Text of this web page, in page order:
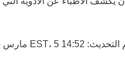
التحديث: 14:52 EST، 5 مارس 2026